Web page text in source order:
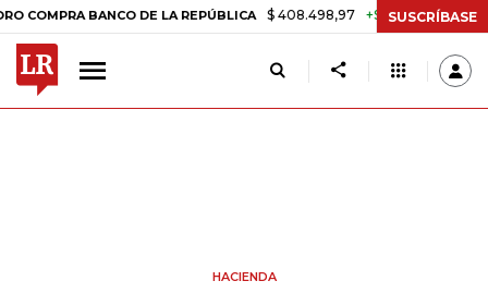
BANCO DE LA REPÚBLICA $ 408.498,97 +$ 8.753,81 +2,19%
SUSCRÍBASE
HACIENDA